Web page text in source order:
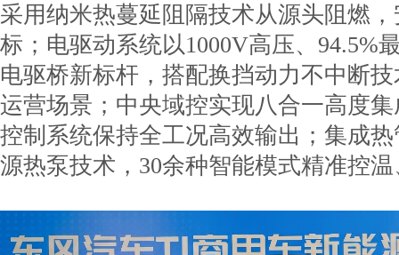
采用纳米热蔓延阻隔技术从源头阻燃
标；电驱动系统以1000V高压、94.5%
电驱桥新标杆，搭配换挡动力不中断
运营场景；中央域控实现八合一高度
控制系统保持全工况高效输出；集成
源热泵技术，30余种智能模式精准控